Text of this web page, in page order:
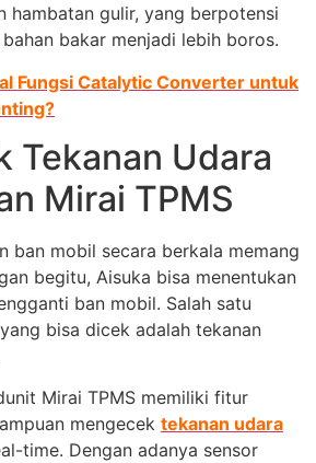
hambatan gulir, yang berpotensi
bakar menjadi lebih boros.
Fungsi Catalytic Converter untuk
Tekanan Udara
Mirai TPMS
ban mobil secara berkala memang
begitu, Aisuka bisa menentukan
ban mobil. Salah satu
bisa dicek adalah tekanan
Mirai TPMS memiliki fitur
mengecek tekanan udara
time. Dengan adanya sensor